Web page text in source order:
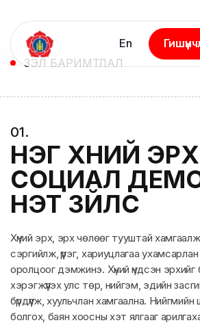
En
ҮЗЭЛ БАРИМТЛАЛ
01.
НЭГ ХҮНИЙ
СОЦИАЛ
ҮНЭТ ЗҮЙЛС
Хүний эрх, эрх чөлөөг тууштай
сэргийлж, үүрэг, хариуцлагаа
оролцоог дэмжинэ. Хүний үндсэн эрхийг
хэрэгжүүлэх улс төр, нийгэм, эдийн
бүрдүүлж, хуульчлан хамгаална.
болгох, баян хоосны хэт ялгааг